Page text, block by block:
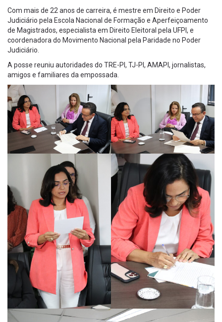
Com mais de 22 anos de carreira, é mestre em Direito e Poder
Judiciário pela Escola Nacional de Formação e Aperfeiçoamento
de Magistrados, especialista em Direito Eleitoral pela UFPI, e
coordenadora do Movimento Nacional pela Paridade no Poder
Judiciário.
A posse reuniu autoridades do TRE-PI, TJ-PI, AMAPI, jornalistas,
amigos e familiares da empossada.